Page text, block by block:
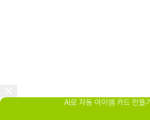
AI로 자동 아이엠 카드 만들기